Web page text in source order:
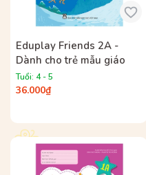
Eduplay Friends 2A -
Dành cho trẻ mẫu giáo
Tuổi: 4 - 5
36.000₫